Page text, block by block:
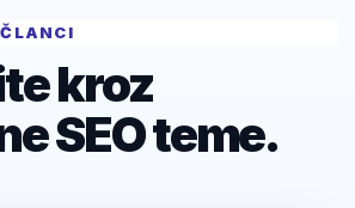
kroz
SEO teme.